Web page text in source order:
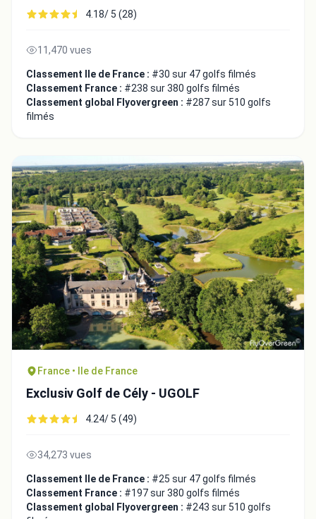
4.18/ 5 (28)
11,470 vues
Classement Ile de France : #30 sur 47 golfs filmés
Classement France : #238 sur 380 golfs filmés
Classement global Flyovergreen : #287 sur 510 golfs
filmés
France • Ile de France
Exclusiv Golf de Cély - UGOLF
4.24/ 5 (49)
34,273 vues
Classement Ile de France : #25 sur 47 golfs filmés
Classement France : #197 sur 380 golfs filmés
Classement global Flyovergreen : #243 sur 510 golfs
Intégrer la video
Copier dans le presse-papiers